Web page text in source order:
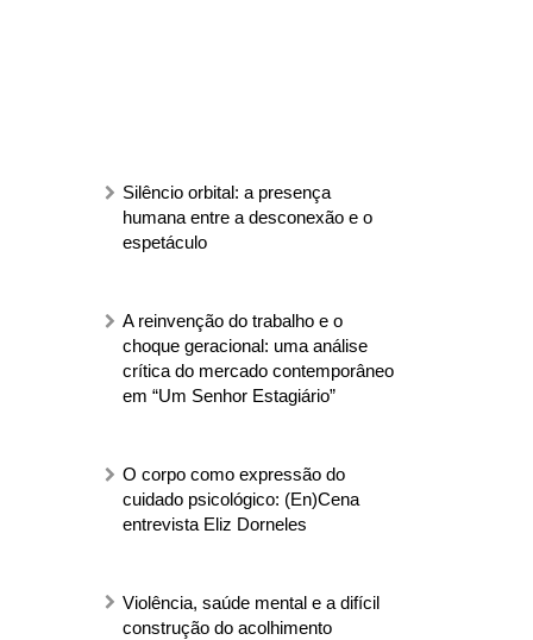
Silêncio orbital: a presença
humana entre a desconexão e o
espetáculo
A reinvenção do trabalho e o
choque geracional: uma análise
crítica do mercado contemporâneo
em “Um Senhor Estagiário”
O corpo como expressão do
cuidado psicológico: (En)Cena
entrevista Eliz Dorneles
Violência, saúde mental e a difícil
construção do acolhimento